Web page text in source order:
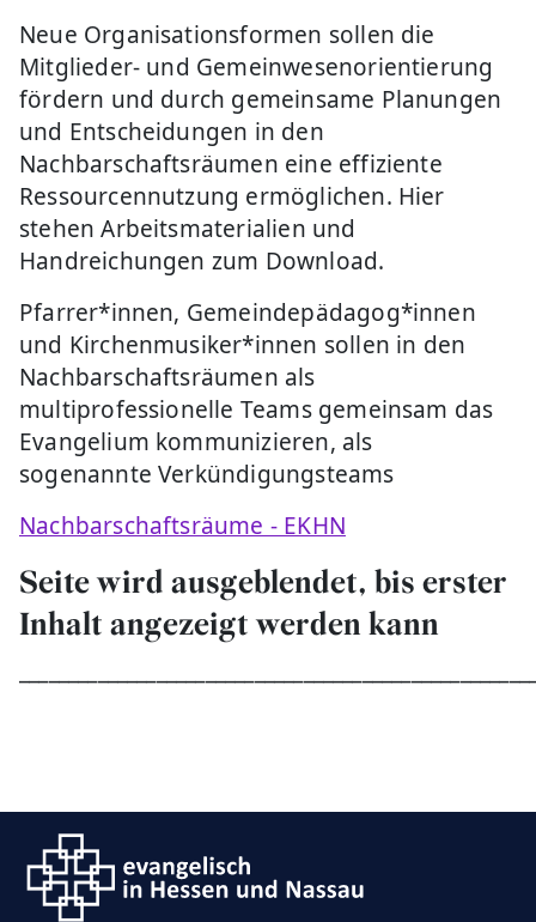
Neue Organisationsformen sollen die
Mitglieder- und Gemeinwesenorientierung
fördern und durch gemeinsame Planungen
und Entscheidungen in den
Nachbarschaftsräumen eine effiziente
Ressourcennutzung ermöglichen. Hier
stehen Arbeitsmaterialien und
Handreichungen zum Download.
Pfarrer*innen, Gemeindepädagog*innen
und Kirchenmusiker*innen sollen in den
Nachbarschaftsräumen als
multiprofessionelle Teams gemeinsam das
Evangelium kommunizieren, als
sogenannte Verkündigungsteams
Nachbarschaftsräume - EKHN
Seite wird ausgeblendet, bis erster
Inhalt angezeigt werden kann